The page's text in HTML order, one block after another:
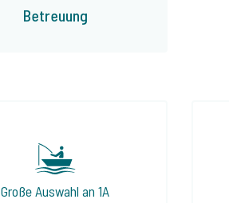
Betreuung
Große Auswahl an 1A